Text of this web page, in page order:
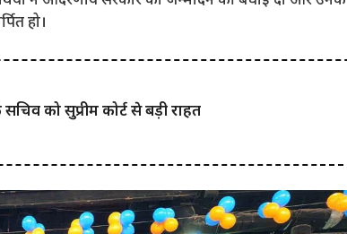
हो।
को सुप्रीम कोर्ट से बड़ी राहत